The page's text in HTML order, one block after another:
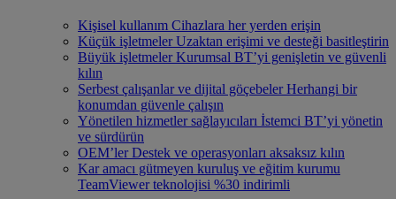
Kişisel kullanım Cihazlara her yerden erişin
Küçük işletmeler Uzaktan erişimi ve desteği basitleştirin
Büyük işletmeler Kurumsal BT’yi genişletin ve güvenli
kılın
Serbest çalışanlar ve dijital göçebeler Herhangi bir
konumdan güvenle çalışın
Yönetilen hizmetler sağlayıcıları İstemci BT’yi yönetin
ve sürdürün
OEM’ler Destek ve operasyonları aksaksız kılın
Kar amacı gütmeyen kuruluş ve eğitim kurumu
TeamViewer teknolojisi %30 indirimli